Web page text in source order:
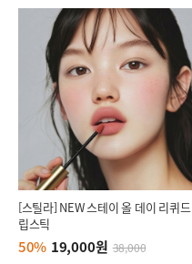
[스틸라] NEW 스테이 올 데이 리퀴드
립스틱
50% 19,000원 38,000